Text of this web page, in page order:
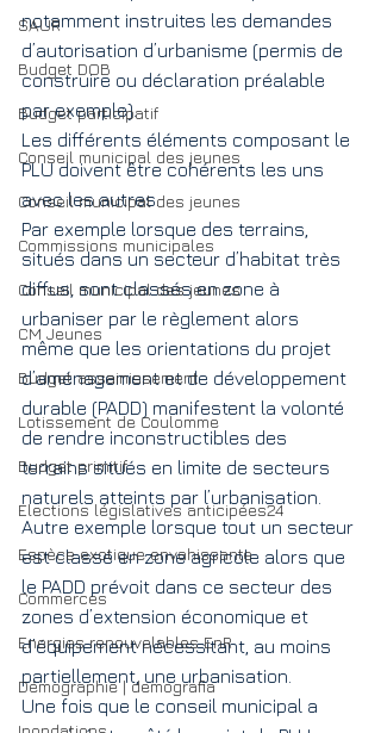
SAUR
Budget DOB
Budget participatif
Conseil municipal des jeunes
Conseil municipal des jeunes
Commissions municipales
Conseil municipal des jeunes
CM Jeunes
Budget assainissement
Lotissement de Coulomme
Budget primitif
Elections législatives anticipées24
Espèce exotique envahissante
Commerces
Energies renouvelables EnR
Démographie | demografia
notamment instruites les demandes
d’autorisation d’urbanisme (permis de
construire ou déclaration préalable
par exemple).
Les différents éléments composant le
PLU doivent être cohérents les uns
avec les autres.
Par exemple lorsque des terrains,
situés dans un secteur d’habitat très
diffus, sont classés en zone à
urbaniser par le règlement alors
même que les orientations du projet
d’aménagement et de développement
durable (PADD) manifestent la volonté
de rendre inconstructibles des
terrains situés en limite de secteurs
naturels atteints par l’urbanisation.
Autre exemple lorsque tout un secteur
est classé en zone agricole alors que
le PADD prévoit dans ce secteur des
zones d’extension économique et
d’équipement nécessitant, au moins
partiellement, une urbanisation.
Une fois que le conseil municipal a